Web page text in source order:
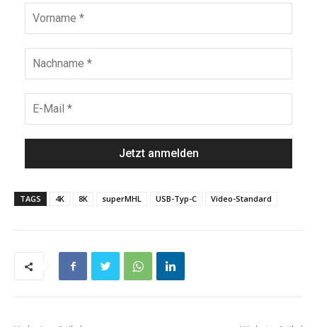
TAGS 4K 8K superMHL USB-Typ-C Video-Standard